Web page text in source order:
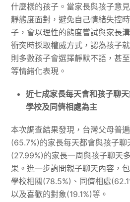
什麼樣的孩子。當家長與孩子意
靜態度面對，避免自己情緒失控
子，會以理性的態度嘗試與家長
衝突時採取權威方式，認為孩子
則多數孩子會選擇靜默不語，甚
等情緒化表現。
近七成家長每天會和孩子聊
學校及同儕相處為主
本次調查結果發現，台灣父母普
(65.7%)的家長每天都會與孩子
(27.99%)的家長一周與孩子聊天
果。進一步詢問親子聊天內容，
學校相關(78.5%)、同儕相處
以及喜歡的對象(19.1%)等。